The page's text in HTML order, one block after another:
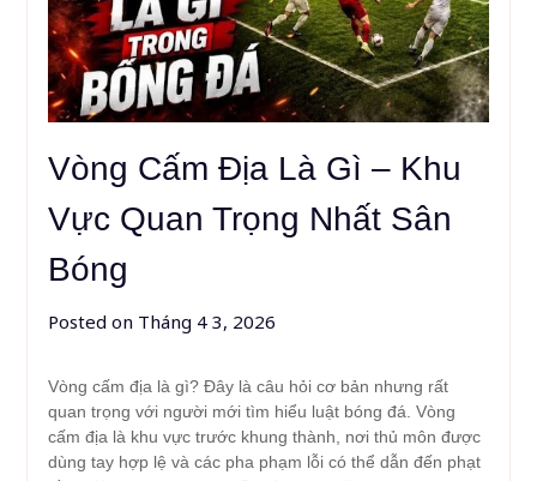
Vòng Cấm Địa Là Gì – Khu
Vực Quan Trọng Nhất Sân
Bóng
Posted on Tháng 4 3, 2026
Vòng cấm địa là gì? Đây là câu hỏi cơ bản nhưng rất
quan trọng với người mới tìm hiểu luật bóng đá. Vòng
cấm địa là khu vực trước khung thành, nơi thủ môn được
dùng tay hợp lệ và các pha phạm lỗi có thể dẫn đến phạt